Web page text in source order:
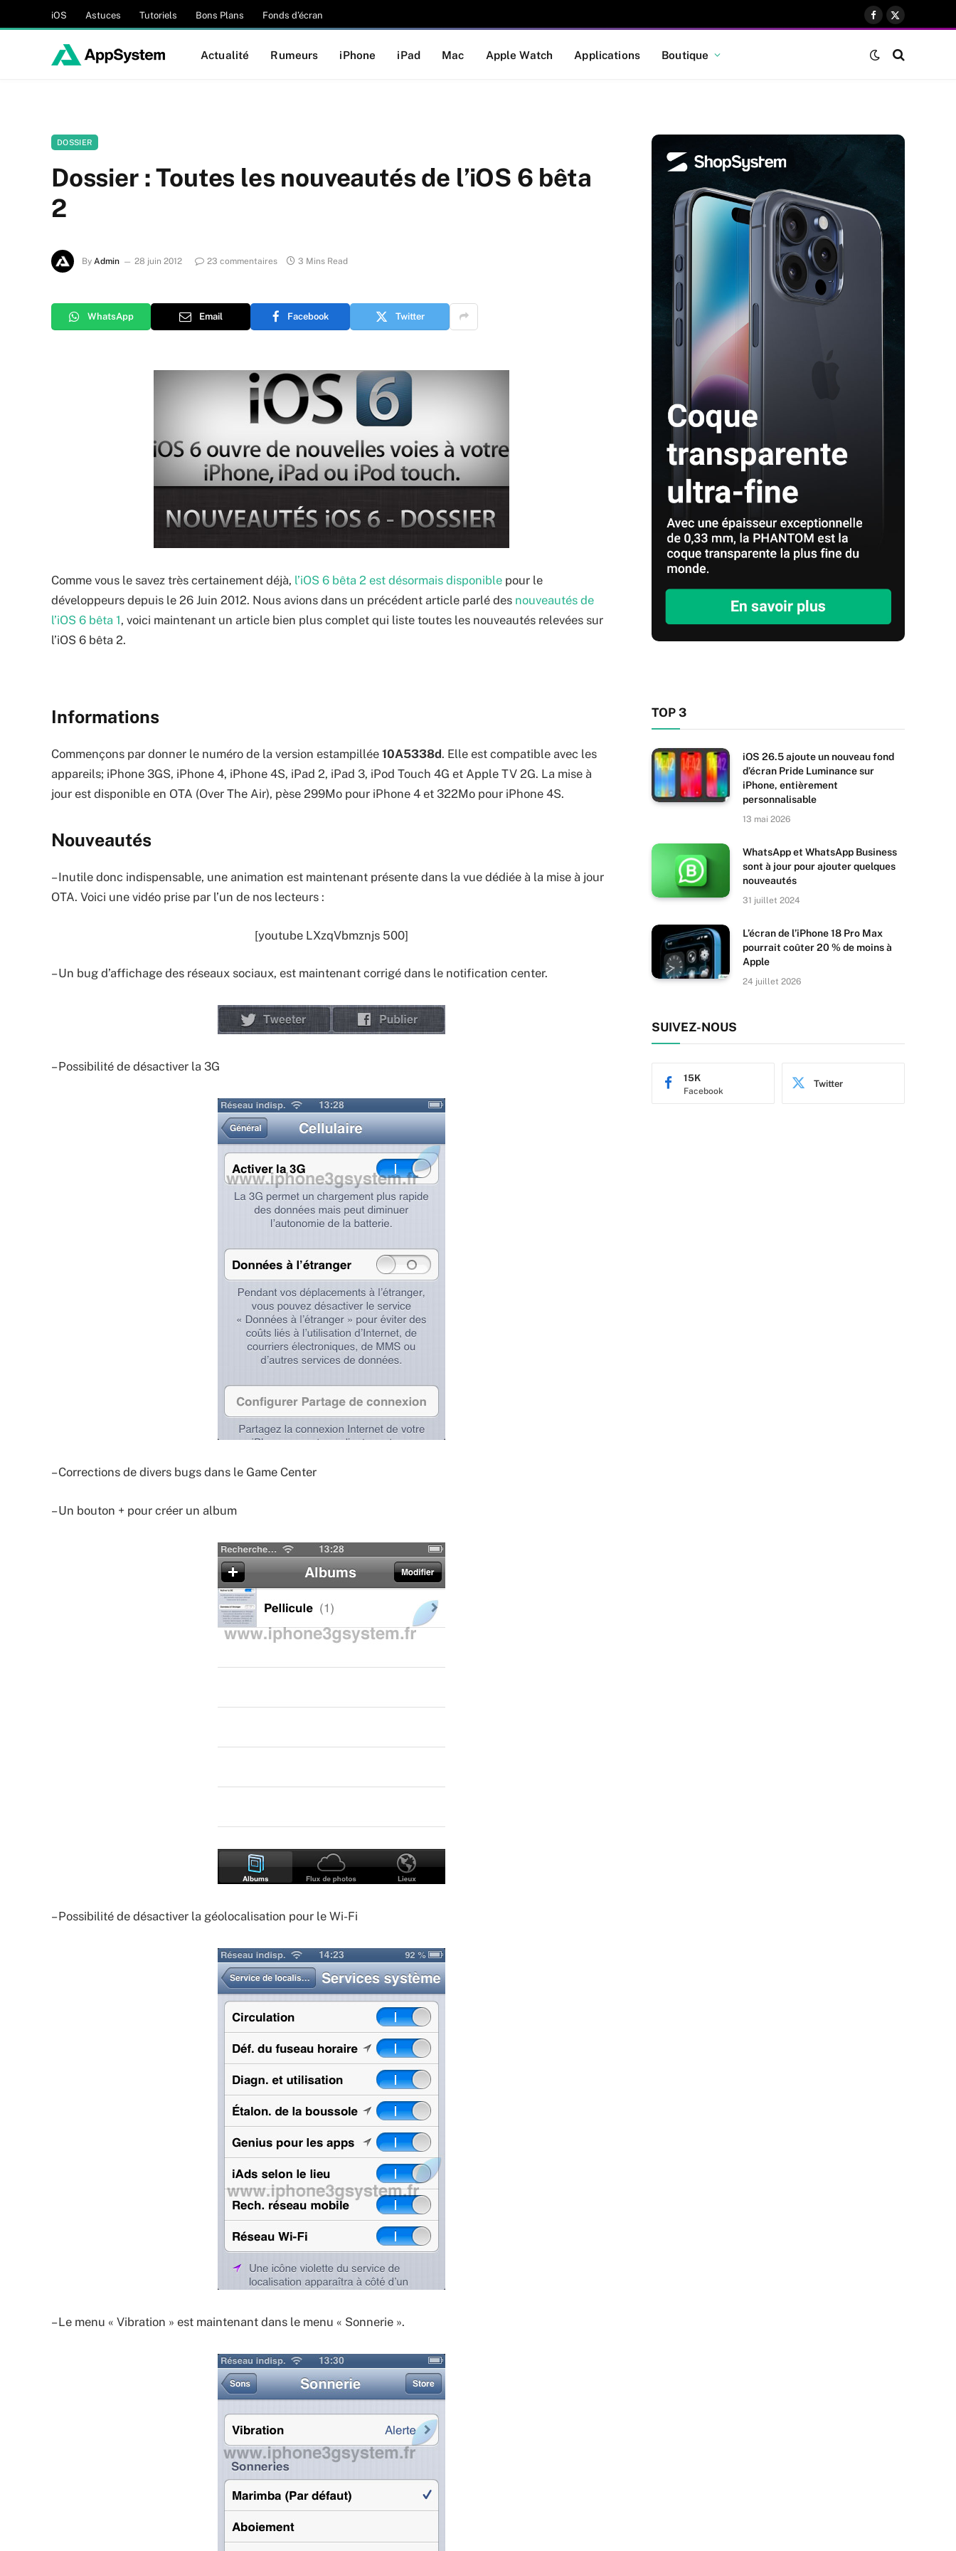
iOS Astuces Tutoriels Bons Plans Fonds d’écran
Facebook
X
Actualité Rumeurs iPhone iPad Mac Apple Watch Applications Boutique
DOSSIER
Dossier : Toutes les nouveautés de l’iOS 6 bêta
2
By Admin 28 juin 2012 23 commentaires 3 Mins Read
WhatsApp Email Facebook Twitter
Comme vous le savez très certainement déjà, l’iOS 6 bêta 2 est désormais disponible pour le
développeurs depuis le 26 Juin 2012. Nous avions dans un précédent article parlé des nouveautés de
l’iOS 6 bêta 1, voici maintenant un article bien plus complet qui liste toutes les nouveautés relevées sur
l’iOS 6 bêta 2.
Informations
Commençons par donner le numéro de la version estampillée 10A5338d. Elle est compatible avec les
appareils; iPhone 3GS, iPhone 4, iPhone 4S, iPad 2, iPad 3, iPod Touch 4G et Apple TV 2G. La mise à
jour est disponible en OTA (Over The Air), pèse 299Mo pour iPhone 4 et 322Mo pour iPhone 4S.
Nouveautés
– Inutile donc indispensable, une animation est maintenant présente dans la vue dédiée à la mise à jour
OTA. Voici une vidéo prise par l’un de nos lecteurs :
[youtube LXzqVbmznjs 500]
– Un bug d’affichage des réseaux sociaux, est maintenant corrigé dans le notification center.
– Possibilité de désactiver la 3G
– Corrections de divers bugs dans le Game Center
– Un bouton + pour créer un album
– Possibilité de désactiver la géolocalisation pour le Wi-Fi
– Le menu « Vibration » est maintenant dans le menu « Sonnerie ».
TOP 3
iOS 26.5 ajoute un nouveau fond
d’écran Pride Luminance sur
iPhone, entièrement
personnalisable
13 mai 2026
WhatsApp et WhatsApp Business
sont à jour pour ajouter quelques
nouveautés
31 juillet 2024
L’écran de l’iPhone 18 Pro Max
pourrait coûter 20 % de moins à
Apple
24 juillet 2026
SUIVEZ-NOUS
Facebook
15K Twitter